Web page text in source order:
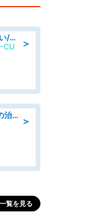
＞
自動車製品の組立・検査/寮完備/日払い/工場・製造
CU
＞
「土日祝休み」未経験OK医療機関での治験コーディネーターのお仕事
一覧を見る